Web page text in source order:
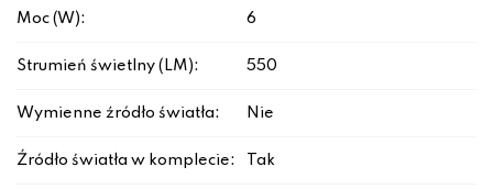
Moc (W): 6
Strumień świetlny (LM): 550
Wymienne źródło światła: Nie
Źródło światła w komplecie: Tak